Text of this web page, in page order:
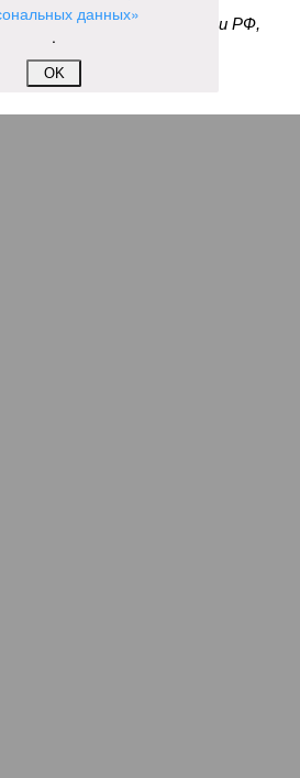
Совета безопасности РФ,
200 тыс. человек, ещё
в добровольческие
данных»
.
OK